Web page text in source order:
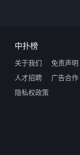
中扑榜
关于我们
免责声明
人才招聘
广告合作
隐私权政策